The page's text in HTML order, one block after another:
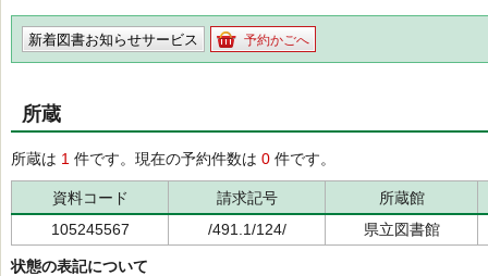
新着図書お知らせサービス 予約かごへ
所蔵
所蔵は 1 件です。現在の予約件数は 0 件です。
資料コード 請求記号
所蔵館
105245567
/491.1/124/ 県立図書館
状態の表記について